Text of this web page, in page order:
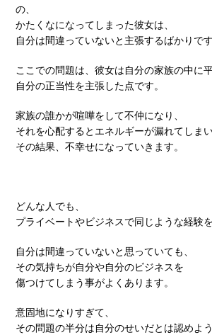
の、
かたくなになってしまった彼女は、
自分は間違っていないと主張するばかりです
ここでの問題は、彼女は自分の家族の中に
自分の正当性を主張した点です。
家族の誰かが喧嘩をして不仲になり、
それを心配するとエネルギーが漏れてしまい
その結果、不幸せになっていきます。
どんな人でも、
プライベートやビジネスで同じような経験
自分は間違っていないと思っていても、
その気持ちが自分や自分のビジネスを
傷つけてしまう事がよくあります。
意固地になりすぎて、
その問題の半分は自分のせいだとは認めよ